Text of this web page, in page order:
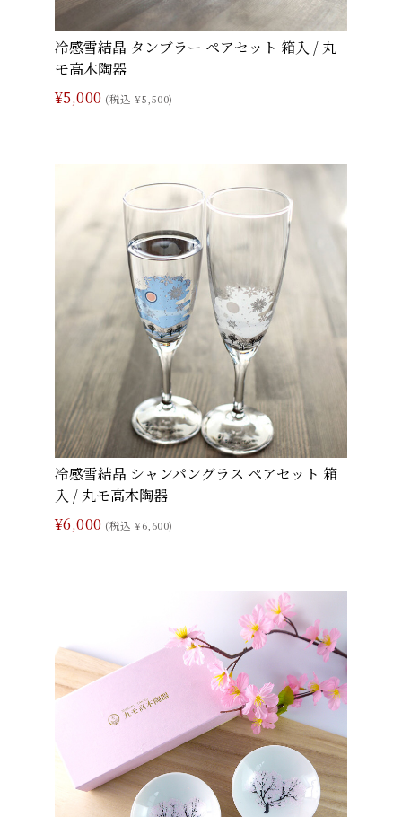
冷感雪結晶 タンブラー ペアセット 箱入 / 丸
モ高木陶器
¥5,000 (税込 ¥5,500)
冷感雪結晶 シャンパングラス ペアセット 箱
入 / 丸モ高木陶器
¥6,000 (税込 ¥6,600)